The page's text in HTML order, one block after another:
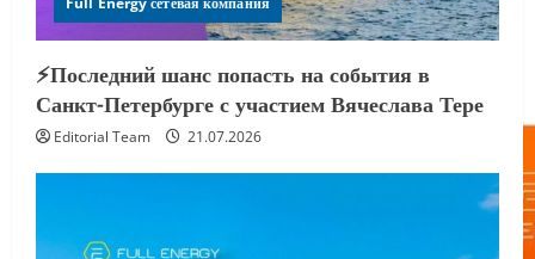
⚡️Последний шанс попасть на события в
Санкт-Петербурге с участием Вячеслава Тере
Editorial Team 21.07.2026